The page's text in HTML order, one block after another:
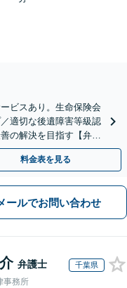
ビスあり。生命保険会
適切な後遺障害等級認
の解決を目指す【弁護
8分】
料金表を見る
ールでお問い合わせ
弁護士 千葉県
事務所